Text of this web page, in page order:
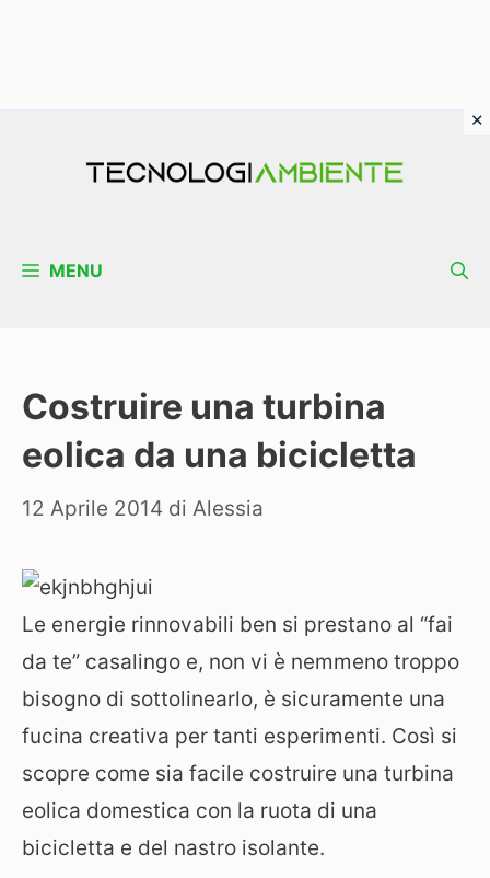
MENU
Costruire una turbina
eolica da una bicicletta
12 Aprile 2014 di Alessia
Le energie rinnovabili ben si prestano al “fai
da te” casalingo e, non vi è nemmeno troppo
bisogno di sottolinearlo, è sicuramente una
fucina creativa per tanti esperimenti. Così si
scopre come sia facile costruire una turbina
eolica domestica con la ruota di una
bicicletta e del nastro isolante.